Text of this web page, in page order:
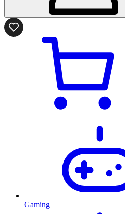
Gaming